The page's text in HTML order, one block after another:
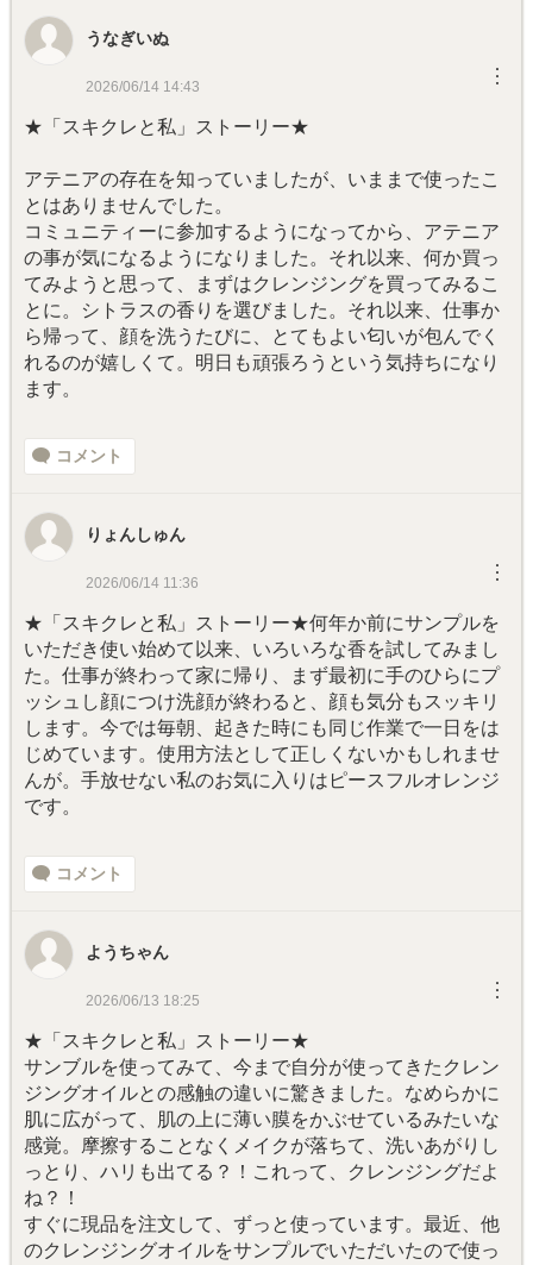
うなぎいぬ
2026/06/14 14:43 ︙
★「スキクレと私」ストーリー★
アテニアの存在を知っていましたが、いままで使ったこ
とはありませんでした。
コミュニティーに参加するようになってから、アテニア
の事が気になるようになりました。それ以来、何か買っ
てみようと思って、まずはクレンジングを買ってみるこ
とに。シトラスの香りを選びました。それ以来、仕事か
ら帰って、顔を洗うたびに、とてもよい匂いが包んでく
れるのが嬉しくて。明日も頑張ろうという気持ちになり
ます。
コメント
りょんしゅん
2026/06/14 11:36 ︙
★「スキクレと私」ストーリー★何年か前にサンプルを
いただき使い始めて以来、いろいろな香を試してみまし
た。仕事が終わって家に帰り、まず最初に手のひらにプ
ッシュし顔につけ洗顔が終わると、顔も気分もスッキリ
します。今では毎朝、起きた時にも同じ作業で一日をは
じめています。使用方法として正しくないかもしれませ
んが。手放せない私のお気に入りはピースフルオレンジ
です。
コメント
ようちゃん
2026/06/13 18:25 ︙
★「スキクレと私」ストーリー★
サンブルを使ってみて、今まで自分が使ってきたクレン
ジングオイルとの感触の違いに驚きました。なめらかに
肌に広がって、肌の上に薄い膜をかぶせているみたいな
感覚。摩擦することなくメイクが落ちて、洗いあがりし
っとり、ハリも出てる？！これって、クレンジングだよ
ね？！
すぐに現品を注文して、ずっと使っています。最近、他
のクレンジングオイルをサンプルでいただいたので使っ